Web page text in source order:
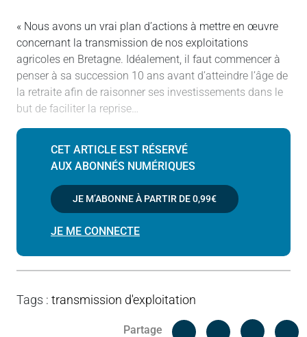
« Nous avons un vrai plan d’actions à mettre en œuvre
concernant la transmission de nos exploitations
agricoles en Bretagne. Idéalement, il faut commencer à
penser à sa succession 10 ans avant d’atteindre l’âge de
la retraite afin de raisonner ses investissements dans le
but de faciliter la reprise…
CET ARTICLE EST RÉSERVÉ
AUX ABONNÉS NUMÉRIQUES
JE M’ABONNE À PARTIR DE0,99€
JE ME CONNECTE
Tags : transmission d'exploitation
Partage
Facebook